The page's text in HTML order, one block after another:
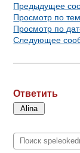
Предыдущее
Просмотр по
Просмотр по
Следующее
Ответить